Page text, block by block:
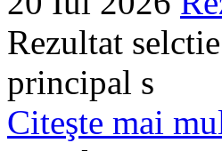
Rezultat
principal s
Citeşte mai